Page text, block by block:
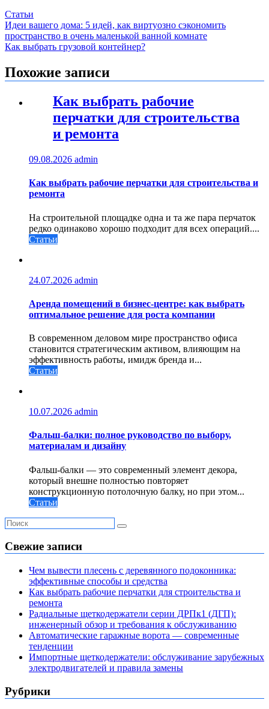
Статьи
Навигация
по
Идеи вашего дома: 5 идей, как виртуозно сэкономить
пространство в очень маленькой ванной комнате
Как выбрать грузовой контейнер?
Похожие записи
Как выбрать рабочие
перчатки для строительства
и ремонта
09.08.2026 admin
Как выбрать рабочие перчатки для строительства и
ремонта
На строительной площадке одна и та же пара перчаток
редко одинаково хорошо подходит для всех операций....
Статьи
24.07.2026 admin
Аренда помещений в бизнес‑центре: как выбрать
оптимальное решение для роста компании
В современном деловом мире пространство офиса
становится стратегическим активом, влияющим на
эффективность работы, имидж бренда и...
Статьи
10.07.2026 admin
Фальш-балки: полное руководство по выбору,
материалам и дизайну
Фальш-балки — это современный элемент декора,
который внешне полностью повторяет
конструкционную потолочную балку, но при этом...
Статьи
Свежие записи
Чем вывести плесень с деревянного подоконника:
эффективные способы и средства
Как выбрать рабочие перчатки для строительства и
ремонта
Радиальные щеткодержатели серии ДРПк1 (ДГП):
инженерный обзор и требования к обслуживанию
Автоматические гаражные ворота — современные
тенденции
Импортные щеткодержатели: обслуживание зарубежных
электродвигателей и правила замены
Рубрики